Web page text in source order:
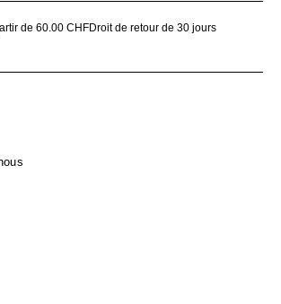
de 60.00 CHFDroit de retour de 30 jours